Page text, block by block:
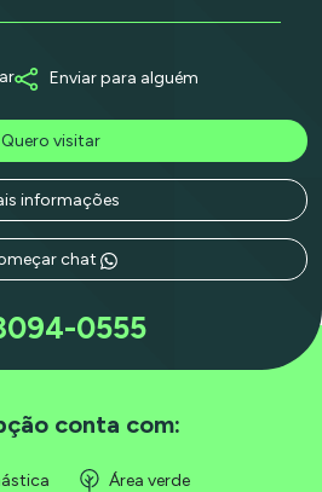
Enviar para alguém
Quero visitar
informações
chat
0555
conta com:
Área verde